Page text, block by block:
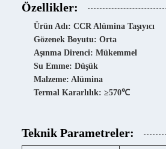
Özellikler:
Ürün Adı: CCR Alümina Taşıyıcı
Gözenek Boyutu: Orta
Aşınma Direnci: Mükemmel
Su Emme: Düşük
Malzeme: Alümina
Termal Kararlılık: ≥570℃
Teknik Parametreler: